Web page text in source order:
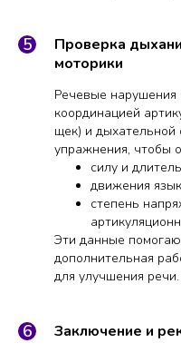
Проверка
моторики
Речевые нарушения
координацией
щек) и дыхательной
упражнения, чтобы
силу и
движения
степень
Эти данные
дополнительная
для улучшения речи.
Заключение и